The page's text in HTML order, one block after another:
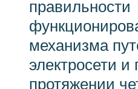
правильности
механизма
электросети и
протяжении